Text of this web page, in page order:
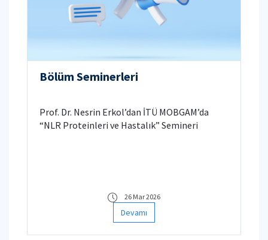
Bölüm Seminerleri
Prof. Dr. Nesrin Erkol’dan İTÜ MOBGAM’da
“NLR Proteinleri ve Hastalık” Semineri
26 Mar 2026
Devamı